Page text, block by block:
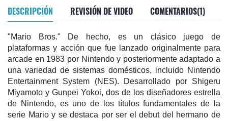
DESCRIPCIÓN REVISIÓN DE VIDEO COMENTARIOS(1)
"Mario Bros." De hecho, es un clásico juego de
plataformas y acción que fue lanzado originalmente para
arcade en 1983 por Nintendo y posteriormente adaptado a
una variedad de sistemas domésticos, incluido Nintendo
Entertainment System (NES). Desarrollado por Shigeru
Miyamoto y Gunpei Yokoi, dos de los diseñadores estrella
de Nintendo, es uno de los títulos fundamentales de la
serie Mario y se destaca por ser el debut del hermano de